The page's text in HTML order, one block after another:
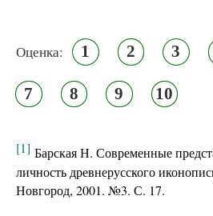
Оценка: 1 2 3
7 8 9 10
[1] Барская Н. Современные
личность древнерусского
Новгород, 2001. №3. С. 17.